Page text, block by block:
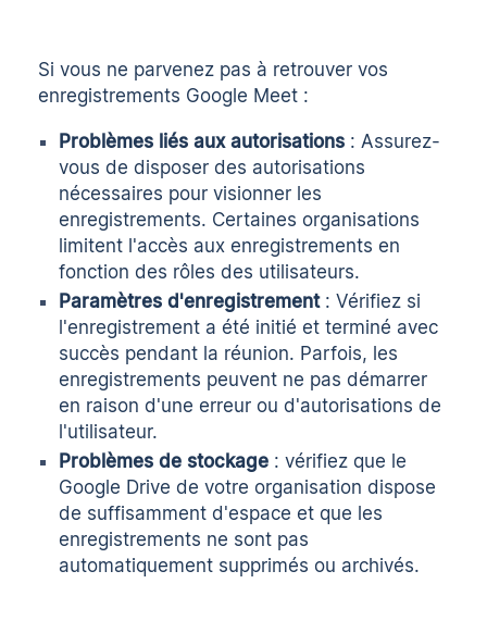
Si vous ne parvenez pas à retrouver vos
enregistrements Google Meet :
Problèmes liés aux autorisations : Assurez-
vous de disposer des autorisations
nécessaires pour visionner les
enregistrements. Certaines organisations
limitent l'accès aux enregistrements en
fonction des rôles des utilisateurs.
Paramètres d'enregistrement : Vérifiez si
l'enregistrement a été initié et terminé avec
succès pendant la réunion. Parfois, les
enregistrements peuvent ne pas démarrer
en raison d'une erreur ou d'autorisations de
l'utilisateur.
Problèmes de stockage : vérifiez que le
Google Drive de votre organisation dispose
de suffisamment d'espace et que les
enregistrements ne sont pas
automatiquement supprimés ou archivés.